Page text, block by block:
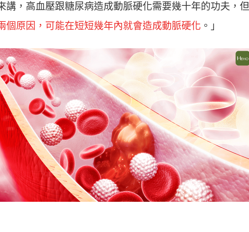
講，高血壓跟糖尿病造成動脈硬化需要幾十年的功夫，但
個原因，可能在短短幾年內就會造成動脈硬化 。」